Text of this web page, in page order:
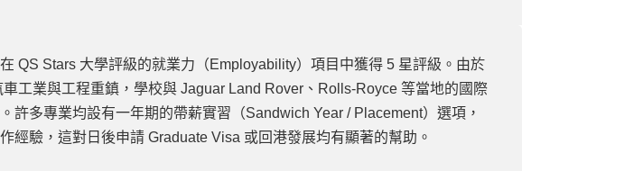
QS Stars 大學評級的就業力（Employability）項目中獲得 5 星評級。由於
工業與工程重鎮，學校與 Jaguar Land Rover、Rolls-Royce 等當地的國際
許多專業均設有一年期的帶薪實習（Sandwich Year / Placement）選項，
經驗，這對日後申請 Graduate Visa 或回港發展均有顯著的幫助。